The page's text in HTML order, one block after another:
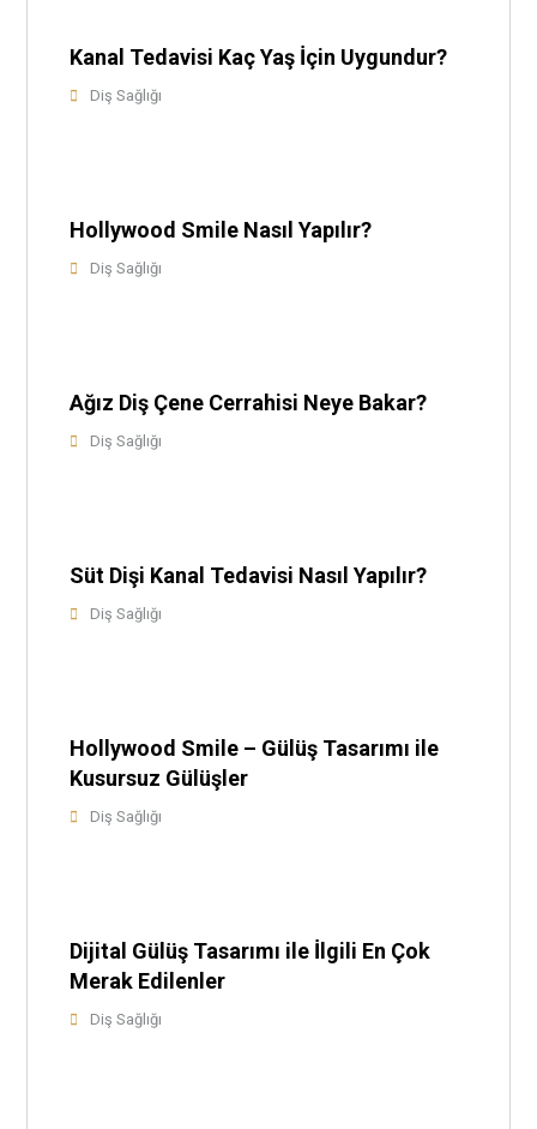
Kanal Tedavisi Kaç Yaş İçin Uygundur?
Diş Sağlığı
Hollywood Smile Nasıl Yapılır?
Diş Sağlığı
Ağız Diş Çene Cerrahisi Neye Bakar?
Diş Sağlığı
Süt Dişi Kanal Tedavisi Nasıl Yapılır?
Diş Sağlığı
Hollywood Smile – Gülüş Tasarımı ile
Kusursuz Gülüşler
Diş Sağlığı
Dijital Gülüş Tasarımı ile İlgili En Çok
Merak Edilenler
Diş Sağlığı